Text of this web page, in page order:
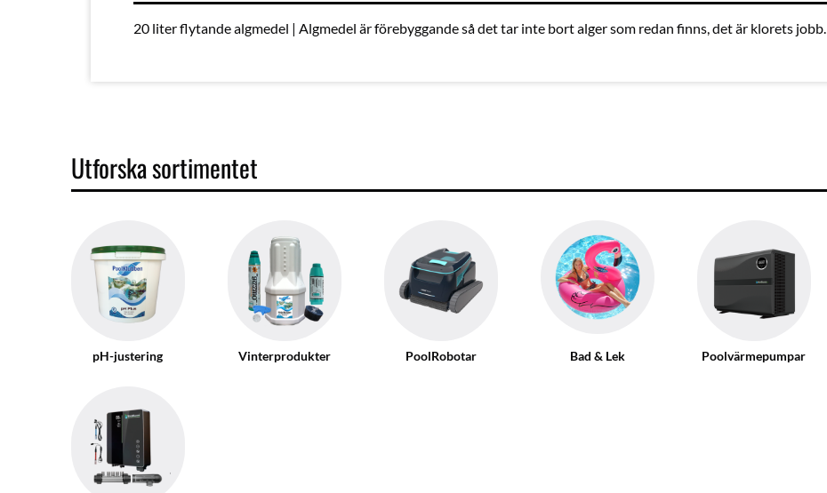
20 liter flytande algmedel | Algmedel är förebyggande så det tar inte bort alger som redan finns, det är klorets jobb.
Utforska sortimentet
pH-justering Vinterprodukter PoolRobotar Bad & Lek Poolvärmepumpar